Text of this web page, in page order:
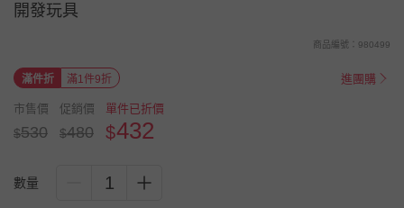
開發玩具
商品編號：980499
滿件折 滿1件9折 進團購
市售價
$530
促銷價
$480
單件已折價
$432
數量 1